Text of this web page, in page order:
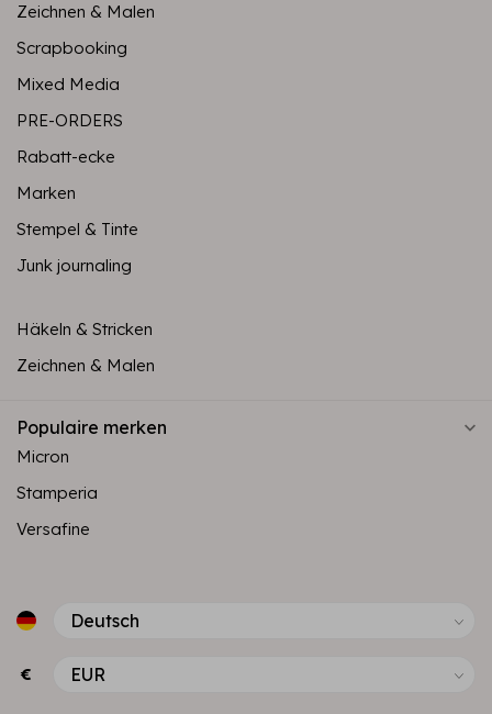
Zeichnen & Malen
Scrapbooking
Mixed Media
PRE-ORDERS
Rabatt-ecke
Marken
Stempel & Tinte
Junk journaling
Häkeln & Stricken
Zeichnen & Malen
Populaire merken
Micron
Stamperia
Versafine
€